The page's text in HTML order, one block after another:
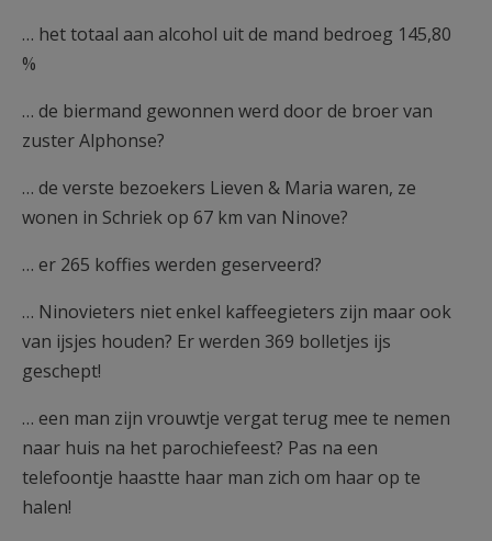
… het totaal aan alcohol uit de mand bedroeg 145,80
%
… de biermand gewonnen werd door de broer van
zuster Alphonse?
… de verste bezoekers Lieven & Maria waren, ze
wonen in Schriek op 67 km van Ninove?
… er 265 koffies werden geserveerd?
… Ninovieters niet enkel kaffeegieters zijn maar ook
van ijsjes houden? Er werden 369 bolletjes ijs
geschept!
… een man zijn vrouwtje vergat terug mee te nemen
naar huis na het parochiefeest? Pas na een
telefoontje haastte haar man zich om haar op te
halen!